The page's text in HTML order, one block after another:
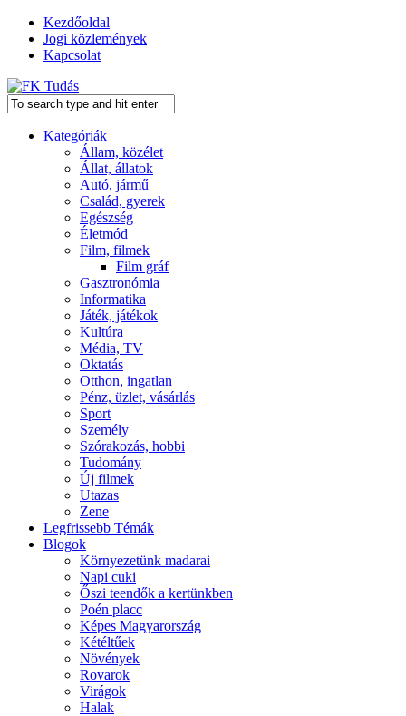
Kezdőoldal
Jogi közlemények
Kapcsolat
Kategóriák
Állam, közélet
Állat, állatok
Autó, jármű
Család, gyerek
Egészség
Életmód
Film, filmek
Film gráf
Gasztronómia
Informatika
Játék, játékok
Kultúra
Média, TV
Oktatás
Otthon, ingatlan
Pénz, üzlet, vásárlás
Sport
Személy
Szórakozás, hobbi
Tudomány
Új filmek
Utazas
Zene
Legfrissebb Témák
Blogok
Környezetünk madarai
Napi cuki
Őszi teendők a kertünkben
Poén placc
Képes Magyarország
Kétéltűek
Növények
Rovarok
Virágok
Halak